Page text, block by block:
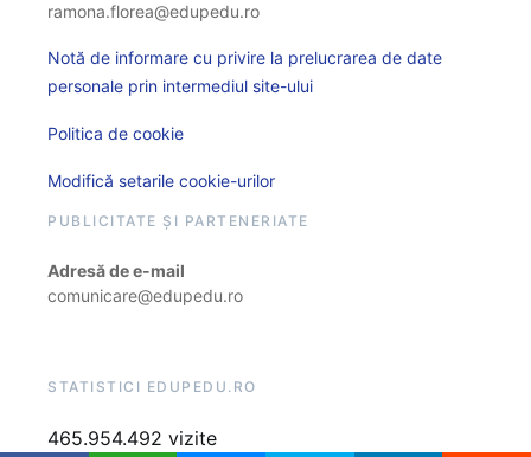
ramona.florea@edupedu.ro
Notă de informare cu privire la prelucrarea de date
personale prin intermediul site-ului
Politica de cookie
Modifică setarile cookie-urilor
PUBLICITATE ȘI PARTENERIATE
Adresă de e-mail
comunicare@edupedu.ro
STATISTICI EDUPEDU.RO
465.954.492 vizite